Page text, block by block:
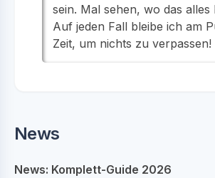
sein. Mal sehen, wo das
Auf jeden Fall bleibe ich am
Zeit, um nichts zu verpassen!
News
News: Komplett-Guide 2026